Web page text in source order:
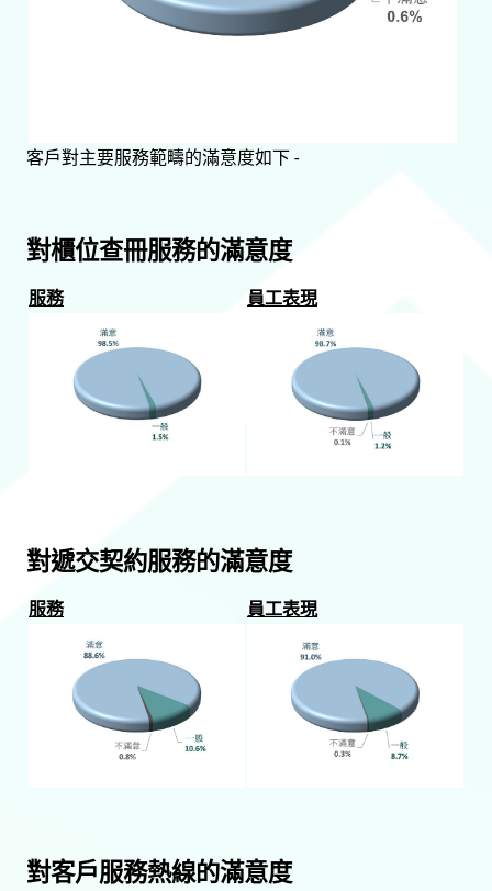
客戶對主要服務範疇的滿意度如下 -
對櫃位查冊服務的滿意度
服務 員工表現
對遞交契約服務的滿意度
服務 員工表現
對客戶服務熱線的滿意度